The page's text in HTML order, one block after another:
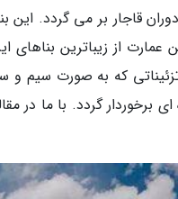
رسد. این عمارت از زیباترین
که به صورت سیم و
ای برخوردار گردد. با ما